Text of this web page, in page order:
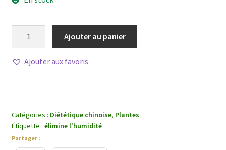
Mai
Ajouter au panier
Ajouter aux favoris
Catégories : Diététique chinoise, Plantes
Étiquette : élimine l'humidité
Partager :